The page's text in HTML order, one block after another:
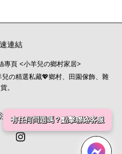
連結
專頁 <小羊兒の鄉村家居>
の精選私藏💖鄉村、田園傢飾、雜
貨。
我們
FacebookInstagram